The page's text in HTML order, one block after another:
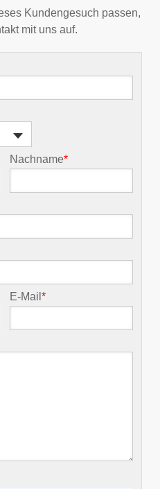
Kundengesuch passen,
mit uns auf.
Nachname*
E-Mail*